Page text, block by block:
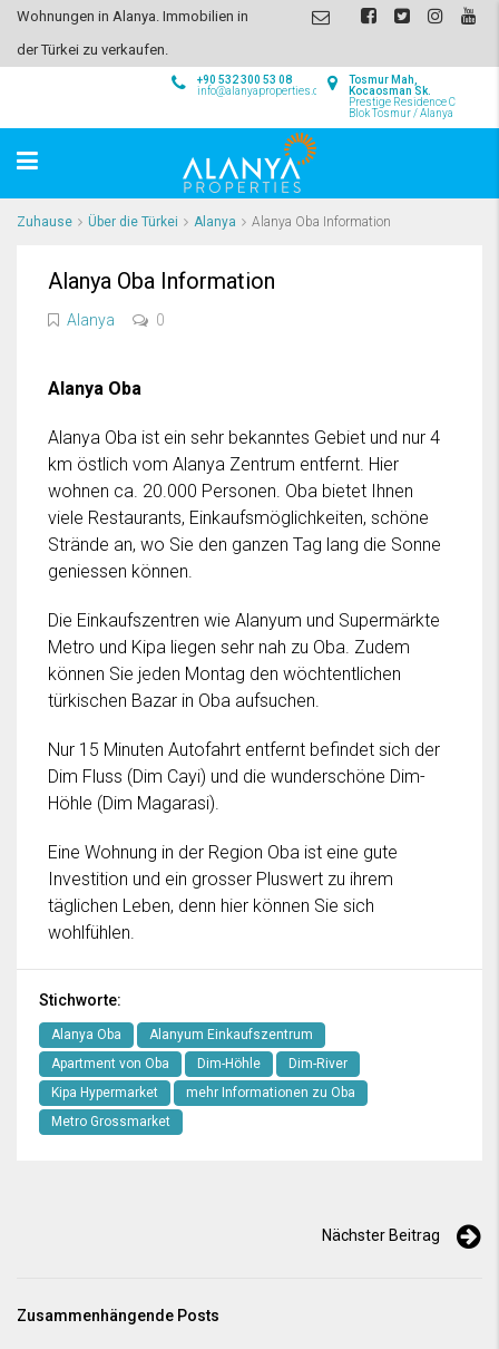
Wohnungen in Alanya. Immobilien in
der Türkei zu verkaufen.
Tosmur Mah,
Kocaosman Sk.
Prestige Residence C
Blok Tosmur / Alanya
+90 532 300 53 08
info@alanyaproperties.com
Zuhause Über die Türkei Alanya Alanya Oba Information
Alanya Oba Information
Alanya 0
Alanya Oba
Alanya Oba ist ein sehr bekanntes Gebiet und nur 4
km östlich vom Alanya Zentrum entfernt. Hier
wohnen ca. 20.000 Personen. Oba bietet Ihnen
viele Restaurants, Einkaufsmöglichkeiten, schöne
Strände an, wo Sie den ganzen Tag lang die Sonne
geniessen können.
Die Einkaufszentren wie Alanyum und Supermärkte
Metro und Kipa liegen sehr nah zu Oba. Zudem
können Sie jeden Montag den wöchtentlichen
türkischen Bazar in Oba aufsuchen.
Nur 15 Minuten Autofahrt entfernt befindet sich der
Dim Fluss (Dim Cayi) und die wunderschöne Dim-
Höhle (Dim Magarasi).
Eine Wohnung in der Region Oba ist eine gute
Investition und ein grosser Pluswert zu ihrem
täglichen Leben, denn hier können Sie sich
wohlfühlen.
Stichworte:
Alanya Oba
Alanyum Einkaufszentrum
Apartment von Oba
Dim-Höhle
Dim-River
Kipa Hypermarket
mehr Informationen zu Oba
Metro Grossmarket
Nächster Beitrag
Zusammenhängende Posts